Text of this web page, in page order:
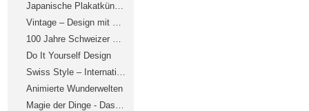
Japanische Plakatkünstler – Kirschblüten und Askese
Vintage – Design mit bewegter Vergangenheit
100 Jahre Schweizer Design
Do It Yourself Design
Swiss Style – Internationale Grafik
Animierte Wunderwelten
Magie der Dinge - Das Produkteplakat